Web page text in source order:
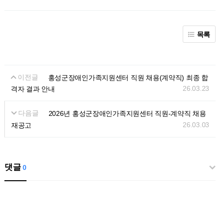
목록
이전글
홍성군장애인가족지원센터 직원 채용(계약직) 최종 합
격자 결과 안내
26.03.23
다음글
2026년 홍성군장애인가족지원센터 직원-계약직 채용
재공고
26.03.03
댓글0